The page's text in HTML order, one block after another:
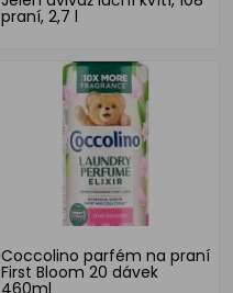
praní, 2,7 l
Coccolino parfém na praní
First Bloom 20 dávek
460ml